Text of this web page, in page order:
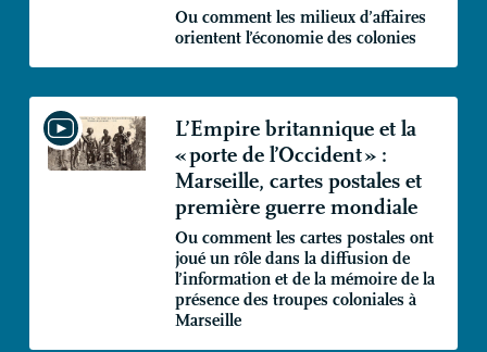
Ou comment les milieux d’affaires
orientent l’économie des colonies
L’Empire britannique et la
«porte de l’Occident» :
Marseille, cartes postales et
première guerre mondiale
Ou comment les cartes postales ont
joué un rôle dans la diffusion de
l’information et de la mémoire de la
présence des troupes coloniales à
Marseille